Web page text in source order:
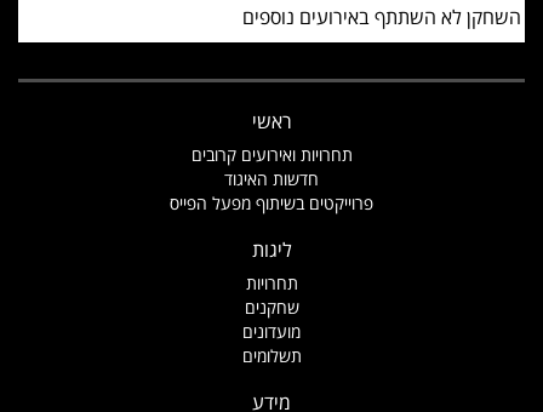
השחקן לא השתתף באירועים נוספים
ראשי
תחרויות ואירועים קרובים
חדשות האיגוד
פרוייקטים בשיתוף מפעל הפייס
ליגות
תחרויות
שחקנים
מועדונים
תשלומים
מידע